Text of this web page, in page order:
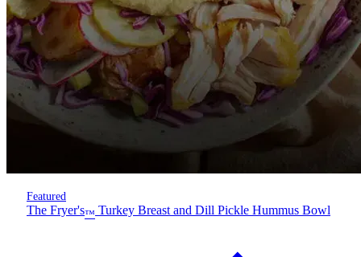
Featured
The Fryer's™ Turkey Breast and Dill Pickle Hummus Bowl